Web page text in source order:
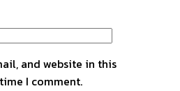
and website in this
I comment.